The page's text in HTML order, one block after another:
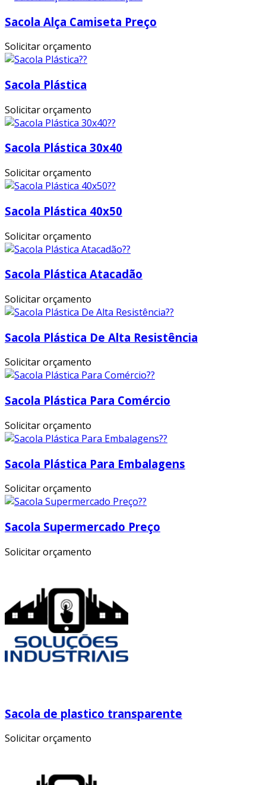
Sacola Alça Camiseta Preço
Solicitar orçamento
Sacola Plástica
Solicitar orçamento
Sacola Plástica 30x40
Solicitar orçamento
Sacola Plástica 40x50
Solicitar orçamento
Sacola Plástica Atacadão
Solicitar orçamento
Sacola Plástica De Alta Resistência
Solicitar orçamento
Sacola Plástica Para Comércio
Solicitar orçamento
Sacola Plástica Para Embalagens
Solicitar orçamento
Sacola Supermercado Preço
Solicitar orçamento
Sacola de plastico transparente
Solicitar orçamento